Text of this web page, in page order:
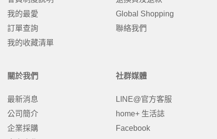
我的最愛
訂單查詢
我的收藏清單
Global Shopping
聯絡我們
關於我們
最新消息
公司簡介
企業採購
社群媒體
LINE@官方客服
home+ 生活誌
Facebook